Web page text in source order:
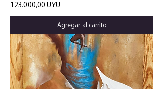
Precio
123.000,00 UYU
Agregar al carrito